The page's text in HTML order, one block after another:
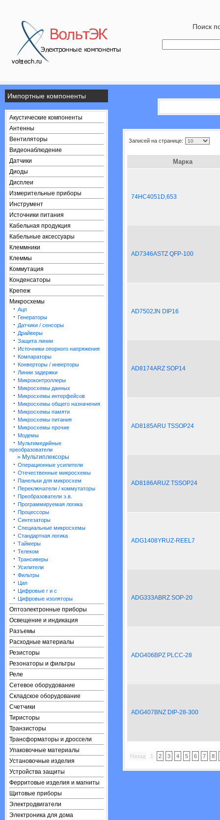
Поиск
Импортные компоненты
Акустические компоненты
Антенны
Вентиляторы
Видеонаблюдение
Датчики
Диоды
Дисплеи
Измерительные приборы
Инструмент
Источники питания
Кабельная продукция
Кабельные аксессуары
Клеммники
Клеммы
Коммутация
Конденсаторы
Крепеж
Микросхемы
· Ацп
· Генераторы
· Датчики / сенсоры
· Драйверы
· Защита линии
· Источники опорного напряжения
· Компараторы
· Конверторы / инверторы
· Линии задержки
· Микроконтроллеры
· Микросхемы данных
· Микросхемы интерфейсов
· Микросхемы общего назначения
· Микросхемы памяти
· Микросхемы питания
· Микросхемы прочие
· Модемы
· Мультимедийные
преобразователи
» Мультиплексоры
· Операционные усилители
· Отечественные микросхемы
· Панельки для микросхем
· Переключатели / коммутаторы
· Преобразователи э.в.
· Программируемая логика
· Процессоры
· Синтезаторы
· Специальные микросхемы
· Стандартная логика
· Таймеры
· Телеком
· Трансиверы
· Усилители
· Фильтры
· Цап
· Цифровые r и c
· Цифровые изоляторы
Оптоэлектронные приборы
Освещение и индикация
Разъемы
Расходные материалы
Резисторы
Резонаторы и фильтры
Реле
Сетевое оборудование
Складское оборудование
Счетчики
Тиристоры
Транзисторы
Трансформаторы и дроссели
Упаковочные материалы
Установочные изделия
Устройства защиты
Ферритовые изделия и магниты
Щитовые приборы
Электродвигатели
Электроника для дома
Записей на странице:
Марка
74HC4051D,653
AD7346ASTZ QFP-100
AD7502JN DIP16
AD8174ARZ SOP14
AD8185ARU TSSOP24
AD8186ARUZ TSSOP24
ADG1408YRUZ-REEL7
ADG333ABRZ SOP-20
ADG406BPZ PLCC-28
ADG407BNZ DIP-28-300
Назад 1 2 3 4 5 6 7 8